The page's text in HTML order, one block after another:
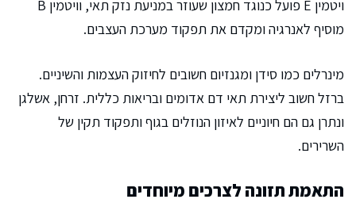
ויטמין E פועל כנוגד חמצון שעוזר במניעת נזק תאי, וויטמין B
מוסיף לאנרגיה ומקדם את תפקוד מערכת העצבים.
מינרלים כמו סידן ומגנזיום חשובים לחיזוק העצמות והשיניים.
ברזל חשוב ליצירת תאי דם אדומים ובריאות כללית. זרחן, אשלגן
ונתרן גם הם חיוניים לאיזון הנוזלים בגוף ותפקוד תקין של
השרירים.
התאמת תזונה לצרכים מיוחדים